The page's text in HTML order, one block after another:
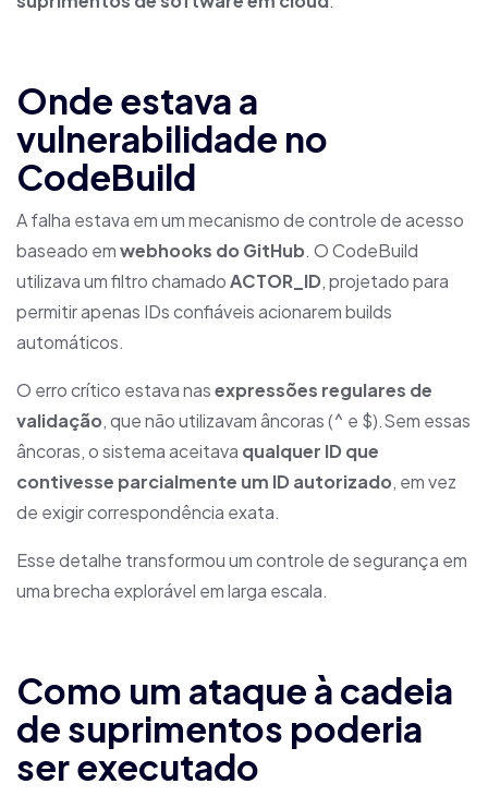
Onde estava a
vulnerabilidade no
CodeBuild
A falha estava em um mecanismo de controle de acesso
baseado emwebhooks do GitHub. O CodeBuild
utilizava um filtro chamadoACTOR_ID, projetado para
permitir apenas IDs confiáveis acionarem builds
automáticos.
O erro crítico estava nasexpressões regulares de
validação, que não utilizavam âncoras (^ e $).Sem essas
âncoras, o sistema aceitava qualquer ID que
contivesse parcialmente um ID autorizado, em vez
de exigir correspondência exata.
Esse detalhe transformou um controle de segurança em
uma brecha explorável em larga escala.
Como um ataque à cadeia
de suprimentos poderia
ser executado